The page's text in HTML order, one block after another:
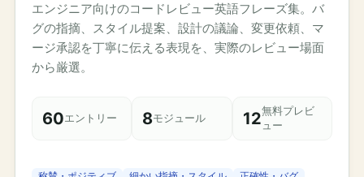
エンジニア向けのコードレビュー英語フレーズ集。バ
グの指摘、スタイル提案、設計の議論、変更依頼、マ
ージ承認を丁寧に伝える表現を、実際のレビュー場面
から厳選。
60エントリー 8モジュール 12無料プレビ
ュー